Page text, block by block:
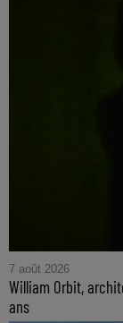
7 août 2026
William Orbit,
ans